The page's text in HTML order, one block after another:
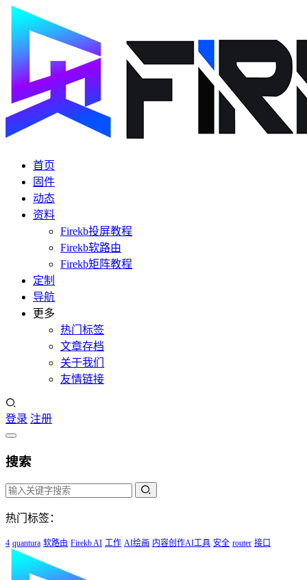
首页
固件
动态
资料
Firekb投屏教程
Firekb软路由
Firekb矩阵教程
定制
导航
更多
热门标签
文章存档
关于我们
友情链接
登录 注册
搜索
热门标签：
4 quantura 软路由 Firekb AI 工作 AI绘画 内容创作AI工具 安全 router 接口